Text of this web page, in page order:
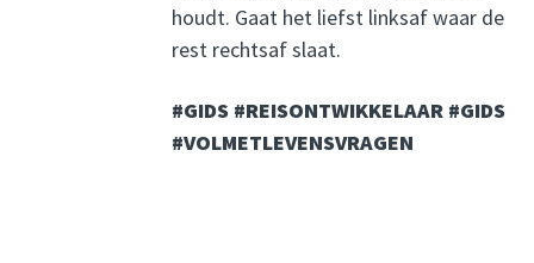
houdt. Gaat het liefst linksaf waar de
rest rechtsaf slaat.
#GIDS #REISONTWIKKELAAR #GIDS
#VOLMETLEVENSVRAGEN